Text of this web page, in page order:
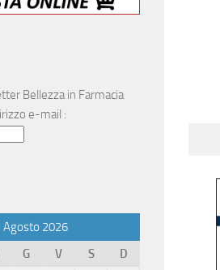
Bellezza in Farmacia
e-mail :
Agosto 2026
G V S
D